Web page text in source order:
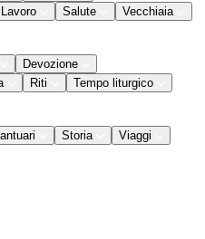
Lavoro Salute
Vecchiaia
Devozione
Riti
Tempo liturgico
Storia Viaggi